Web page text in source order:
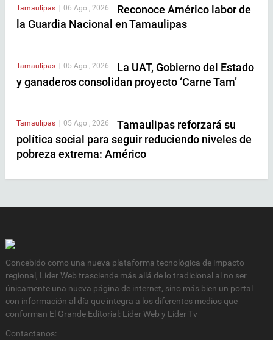
Tamaulipas 06 Ago , 2026
Reconoce Américo labor de
la Guardia Nacional en Tamaulipas
Tamaulipas | 05 Ago , 2026 | La UAT, Gobierno del Estado
y ganaderos consolidan proyecto ‘Carne Tam’
Tamaulipas 05 Ago , 2026
Tamaulipas reforzará su
política social para seguir reduciendo niveles de
pobreza extrema: Américo
Concebido como una nueva plataforma tecnológica de impacto
regional, Lider Web trasciende más allá de lo tradicional al no ser
únicamente una nueva página de internet, sino más bien un portal
con información al día que integra a los diferentes medios que
conforman El Grande Editorial: Líder Web y Líder Tv
Contactanos: